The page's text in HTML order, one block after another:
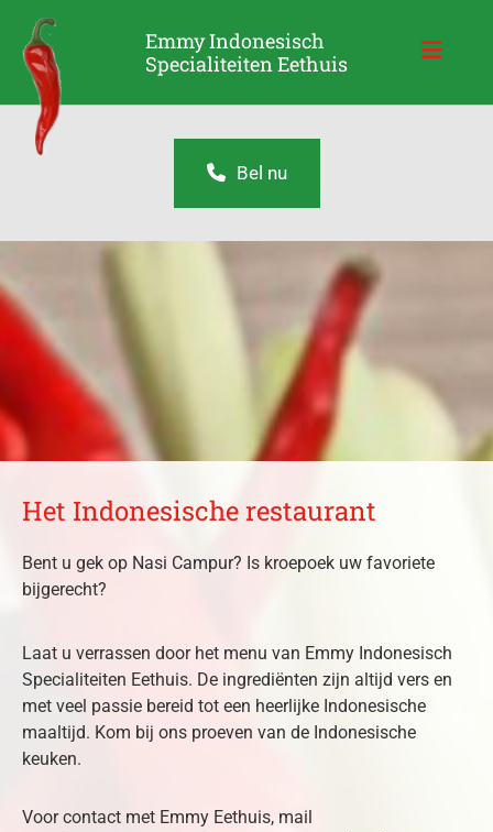
Emmy Indonesisch
Specialiteiten Eethuis
Bel nu
Het Indonesische restaurant
Bent u gek op Nasi Campur? Is kroepoek uw favoriete
bijgerecht?
Laat u verrassen door het menu van Emmy Indonesisch
Specialiteiten Eethuis. De ingrediënten zijn altijd vers en
met veel passie bereid tot een heerlijke Indonesische
maaltijd. Kom bij ons proeven van de Indonesische
keuken.
Voor contact met Emmy Eethuis, mail